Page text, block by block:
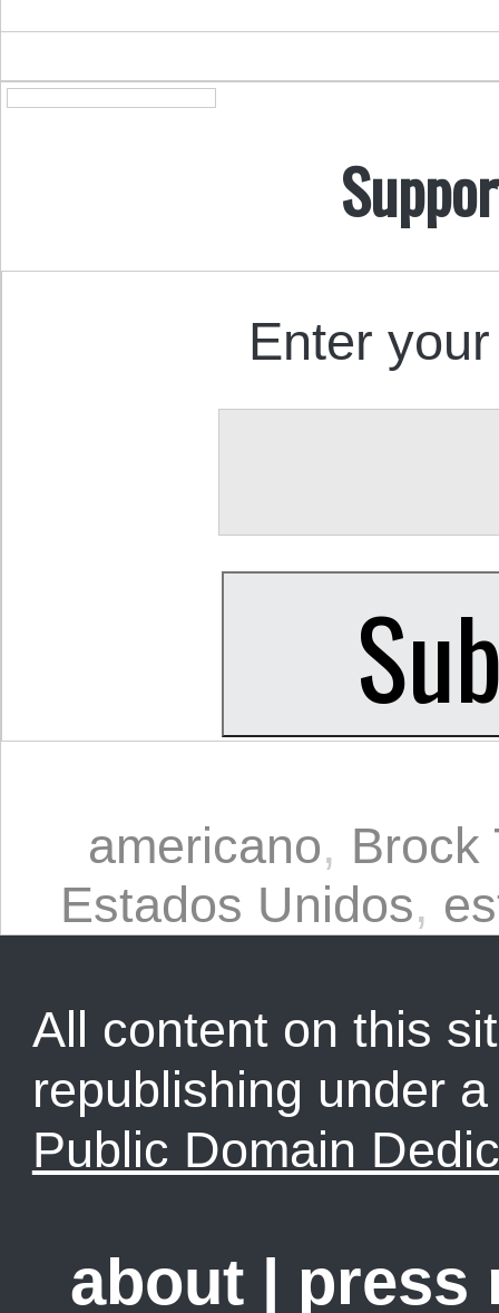
Enter
americano, Brock
Estados Unidos,
All content on this
republishing under
Public Domain
about press